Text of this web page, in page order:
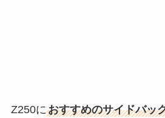
Z250におすすめのサイドバッ